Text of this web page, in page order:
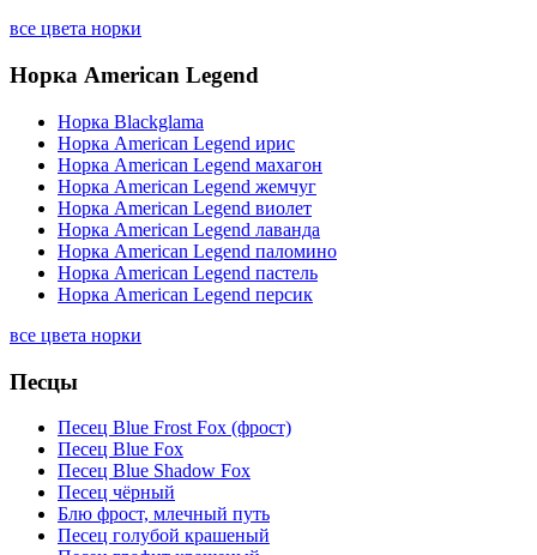
все цвета норки
Норка American Legend
Норка Blackglama
Норка American Legend ирис
Норка American Legend махагон
Норка American Legend жемчуг
Норка American Legend виолет
Норка American Legend лаванда
Норка American Legend паломино
Норка American Legend пастель
Норка American Legend персик
все цвета норки
Песцы
Песец Blue Frost Fox (фрост)
Песец Blue Fox
Песец Blue Shadow Fox
Песец чёрный
Блю фрост, млечный путь
Песец голубой крашеный